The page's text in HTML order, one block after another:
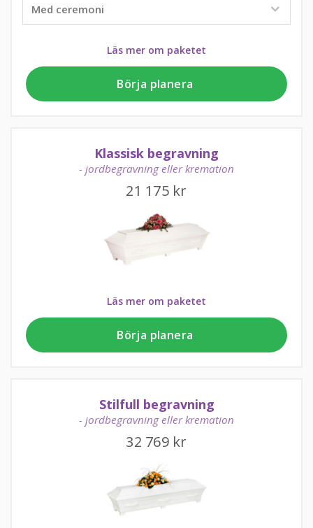
Läs mer om paketet
Börja planera
Klassisk begravning
- jordbegravning eller kremation
21 175 kr
Läs mer om paketet
Börja planera
Stilfull begravning
- jordbegravning eller kremation
32 769 kr